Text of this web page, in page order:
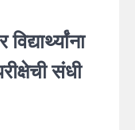
संधी